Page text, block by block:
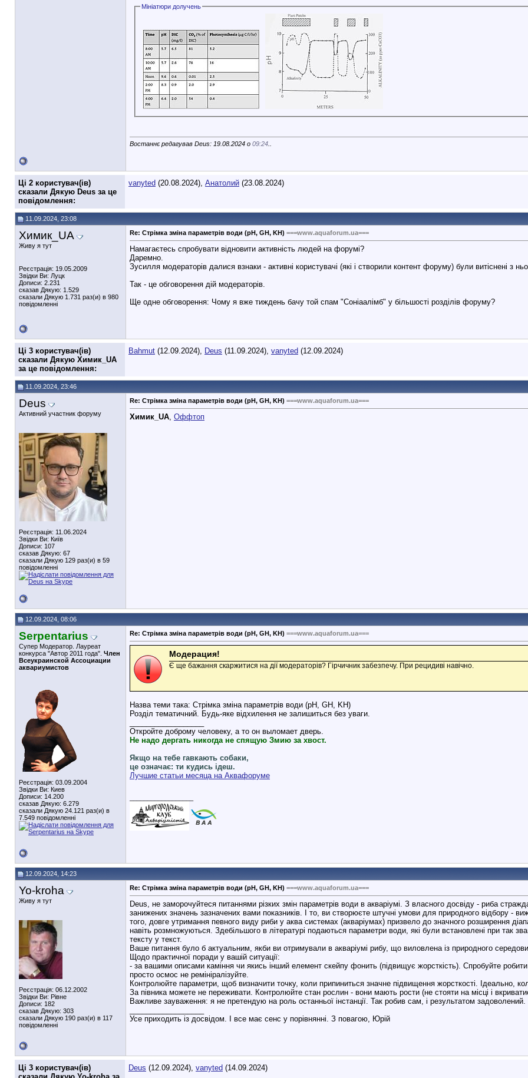
Мініатюри долучень
Востаннє редагував Deus: 19.08.2024 о 09:24
Ці 2 користувач(ів)
сказали Дякую Deus за це
повідомлення:
vanyted (20.08.2024), Анатолий (23.08.2024)
11.09.2024, 23:08
Xимик_UA
Живу я тут
Реєстрація: 19.05.2009
Звідки Ви: Луцк
Дописи: 2.231
сказав Дякую: 1.529
сказали Дякую 1.731 раз(и) в 980
повідомленні
Re: Стрімка зміна параметрів води (pH, GH, KH) ===www.aquaforum.ua===
Намагаєтесь спробувати відновити активність людей на форумі?
Даремно.
Зусилля модераторів далися взнаки - активні користувачі (які і створили контент форуму) були витіснені з
Так - це обговорення дій модераторів.
Ще одне обговорення: Чому я вже тиждень бачу той спам "Соніаалімб" у більшості розділів форуму?
Ці 3 користувач(ів)
сказали Дякую Xимик_UA
за це повідомлення:
Bahmut (12.09.2024), Deus (11.09.2024), vanyted (12.09.2024)
11.09.2024, 23:46
Deus
Активний участник форуму
Реєстрація: 11.06.2024
Звідки Ви: Київ
Дописи: 107
сказав Дякую: 67
сказали Дякую 129 раз(и) в 59
повідомленні
Re: Стрімка зміна параметрів води (pH, GH, KH) ===www.aquaforum.ua===
Xимик_UA, Оффтоп
12.09.2024, 08:06
Serpentarius
Супер Модератор. Лауреат
конкурса "Автор 2011 года". Член
Всеукраинской Ассоциации
аквариумистов
Реєстрація: 03.09.2004
Звідки Ви: Киев
Дописи: 14.200
сказав Дякую: 6.279
сказали Дякую 24.121 раз(и) в
7.549 повідомленні
Re: Стрімка зміна параметрів води (pH, GH, KH) ===www.aquaforum.ua===
Модерация!
Є ще бажання скаржитися на дії модераторів? Гірчичник забезпечу. При рецидиві навічно.
Назва теми така: Стрімка зміна параметрів води (pH, GH, KH)
Розділ тематичний. Будь-яке відхилення не залишиться без уваги.
Откройте доброму человеку, а то он выломает дверь.
Не надо дергать никогда не спящую Змию за хвост.
Якщо на тебе гавкають собаки,
це означає: ти кудись ідеш.
Лучшие статьи месяца на Аквафоруме
12.09.2024, 14:23
Yo-kroha
Живу я тут
Реєстрація: 06.12.2002
Звідки Ви: Рівне
Дописи: 182
сказав Дякую: 303
сказали Дякую 190 раз(и) в 117
повідомленні
Re: Стрімка зміна параметрів води (pH, GH, KH) ===www.aquaforum.ua===
Deus, не заморочуйтеся питаннями різких змін параметрів води в акваріумі. З власного досвіду - риба
занижених значень зазначених вами показників. І то, ви створюєте штучні умови для природного відбору -
того, довге утримання певного виду риби у аква системах (акваріумах) призвело до значного розширення
навіть розмножуються. Здебільшого в літературі подаються параметри води, які були встановлені при так
тексту у текст.
Ваше питання було б актуальним, якби ви отримували в акваріумі рибу, що виловлена із природного
Щодо практичної поради у вашій ситуації:
- за вашими описами каміння чи якись інший елемент скейпу фонить (підвищує жорсткість). Спробуйте
просто осмос не ремініралізуйте.
Контролюйте параметри, щоб визначити точку, коли припиниться значне підвищення жорсткості. Ідеально,
За півника можете не переживати. Контролюйте стан рослин - вони мають рости (не стояти на місці і
Важливе зауваження: я не претендую на роль останньої інстанції. Так робив сам, і результатом задоволений.
Усе приходить із досвідом. І все має сенс у порівнянні. З повагою, Юрій
Ці 3 користувач(ів)
Deus (12.09.2024), vanyted (14.09.2024)